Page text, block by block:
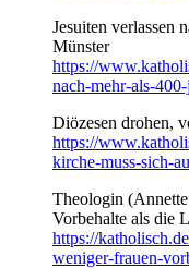
Jesuiten verlassen
Münster
https://
nach-mehr-als-
Diözesen drohen,
https://
kirche-muss-sich-
Theologin
Vorbehalte als die
https://
weniger-frauen-